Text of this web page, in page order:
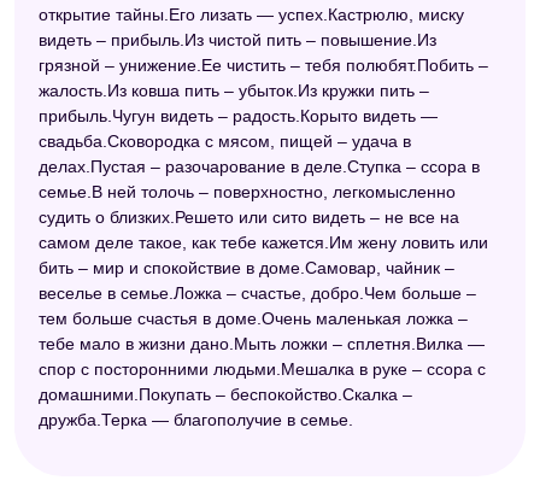
открытие тайны.Его лизать — успех.Кастрюлю, миску
видеть – прибыль.Из чистой пить – повышение.Из
грязной – унижение.Ее чистить – тебя полюбят.Побить –
жалость.Из ковша пить – убыток.Из кружки пить –
прибыль.Чугун видеть – радость.Корыто видеть —
свадьба.Сковородка с мясом, пищей – удача в
делах.Пустая – разочарование в деле.Ступка – ссора в
семье.В ней толочь – поверхностно, легкомысленно
судить о близких.Решето или сито видеть – не все на
самом деле такое, как тебе кажется.Им жену ловить или
бить – мир и спокойствие в доме.Самовар, чайник –
веселье в семье.Ложка – счастье, добро.Чем больше –
тем больше счастья в доме.Очень маленькая ложка –
тебе мало в жизни дано.Мыть ложки – сплетня.Вилка —
спор с посторонними людьми.Мешалка в руке – ссора с
домашними.Покупать – беспокойство.Скалка –
дружба.Терка — благополучие в семье.